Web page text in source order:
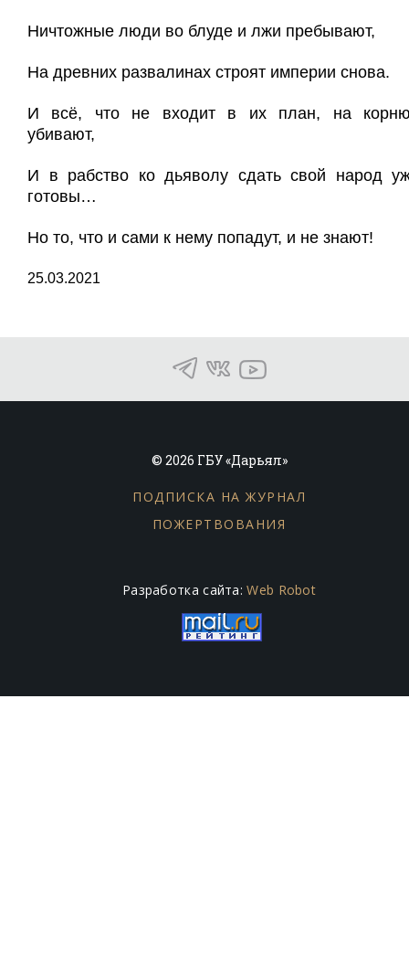
Ничтожные люди во блуде и лжи пребывают,
На древних развалинах строят империи снова.
И всё, что не входит в их план, на
убивают,
И в рабство ко дьяволу сдать свой народ
готовы…
Но то, что и сами к нему попадут, и не знают!
25.03.2021
© 2026 ГБУ «Дарьял»
ПОДПИСКА НА ЖУРНАЛ
ПОЖЕРТВОВАНИЯ
Разработка сайта:Web Robot